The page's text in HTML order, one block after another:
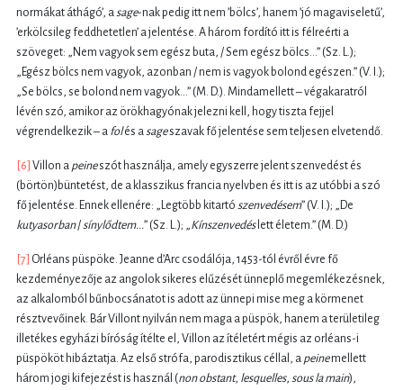
normákat áthágó’, asage-nak pedig itt nem ’bölcs’, hanem ’jó magaviseletű’,
’erkölcsileg feddhetetlen’ a jelentése. A három fordító itt is félreérti a
szöveget: „Nem vagyok sem egész buta, / Sem egész bölcs...” (Sz. L.);
„Egész bölcs nem vagyok, azonban / nem is vagyok bolond egészen.” (V. I.);
„Se bölcs, se bolond nem vagyok...” (M. D.). Mindamellett – végakaratról
lévén szó, amikor az örökhagyónak jelezni kell, hogy tiszta fejjel
végrendelkezik – a folés asageszavak fő jelentése sem teljesen elvetendő.
[6] Villon a peineszót használja, amely egyszerre jelent szenvedést és
(börtön)büntetést, de a klasszikus francia nyelvben és itt is az utóbbi a szó
fő jelentése. Ennek ellenére: „Legtöbb kitartó szenvedésem” (V. I.); „De
kutyasorban/sínylődtem...” (Sz. L.); „Kínszenvedéslett életem.” (M. D.)
[7] Orléans püspöke. Jeanne d’Arc csodálója, 1453-tól évről évre fő
kezdeményezője az angolok sikeres elűzését ünneplő megemlékezésnek,
az alkalomból bűnbocsánatot is adott az ünnepi mise meg a körmenet
résztvevőinek. Bár Villont nyilván nem maga a püspök, hanem a területileg
illetékes egyházi bíróság ítélte el, Villon az ítéletért mégis az orléans-i
püspököt hibáztatja. Az első strófa, parodisztikus céllal, a peinemellett
három jogi kifejezést is használ (non obstant, lesquelles, sous la main),